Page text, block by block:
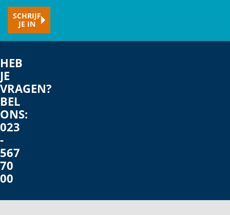
je
e-
mailadres
SCHRIJF
JE IN
HEB
JE
VRAGEN?
BEL
ONS:
023
-
567
70
00